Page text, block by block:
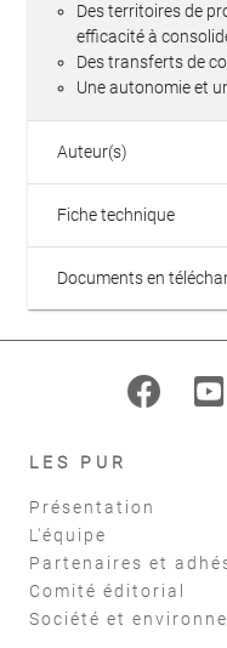
Des territoires de
efficacité à
Des transferts de
Une autonomie et
Auteur(s)
Fiche technique
Documents en
LES PUR
Présentation
L'équipe
Partenaires et
Comité éditorial
Société et